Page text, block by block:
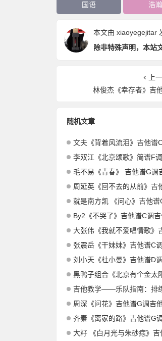
国语 浩瀚
本文由 xiaoyegejitar
除非特殊声明，本站
上
林俊杰《幸存者》吉
随机文章
文夫《背着风流泪》吉他谱
李双江《北京颂歌》简谱F
毛不易《青春》 吉他谱G调
周延英《回不去的从前》吉
就是南方凯 《问心》吉他
By2《不哭了》吉他谱C调
大张伟《我就不爱唱情歌》
张震岳《干妹妹》吉他谱C
刘小天《杜小曼》吉他谱D
黑鸭子组合《北京有个金太阳
吉他教学——乐队指南：排
周深《问花》吉他谱G调吉
齐秦《离家的路》吉他谱G
大籽 《白月光与朱砂痣》